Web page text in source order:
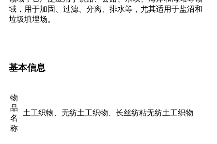
域，用于加固、过滤、分离、排水等，尤其适用于盐沼和
垃圾填埋场。
基本信息
物
品
名
称
土工织物、无纺土工织物、长丝纺粘无纺土工织物